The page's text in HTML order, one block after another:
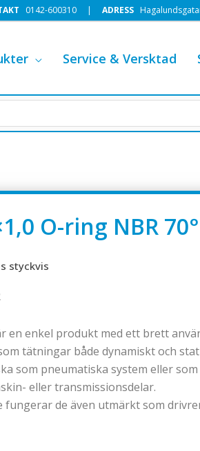
0142-600310 | ADRESS
Service & Versktad
O-ring NBR 70°
styckvis
en enkel produkt med ett brett
tätningar både dynamiskt och
som pneumatiska system eller
eller transmissionsdelar.
fungerar de även utmärkt som